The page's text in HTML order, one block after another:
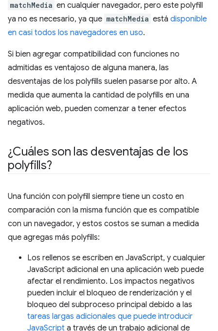
matchMedia en cualquier navegador, pero este polyfill
ya no es necesario, ya que matchMedia está disponible
en casi todos los navegadores en uso.
Si bien agregar compatibilidad con funciones no
admitidas es ventajoso de alguna manera, las
desventajas de los polyfills suelen pasarse por alto. A
medida que aumenta la cantidad de polyfills en una
aplicación web, pueden comenzar a tener efectos
negativos.
¿Cuáles son las desventajas de los
polyfills?
Una función con polyfill siempre tiene un costo en
comparación con la misma función que es compatible
con un navegador, y estos costos se suman a medida
que agregas más polyfills:
Los rellenos se escriben en JavaScript, y cualquier
JavaScript adicional en una aplicación web puede
afectar el rendimiento. Los impactos negativos
pueden incluir el bloqueo de renderización y el
bloqueo del subproceso principal debido a las
tareas largas adicionales que puede introducir
JavaScript a través de un trabajo adicional de